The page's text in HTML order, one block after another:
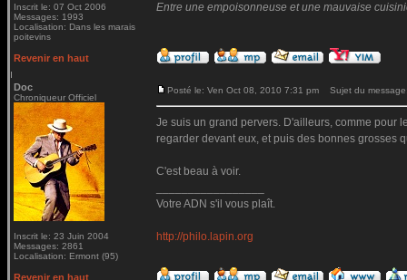
Inscrit le: 07 Oct 2006
Messages: 1993
Localisation: Dans les marais
poitevins
Entre une empoisonneuse et une mauvaise
Revenir en haut
Doc
Chroniqueur Officiel
Inscrit le: 23 Juin 2004
Messages: 2861
Localisation: Ermont (95)
Posté le: Ven Oct 08, 2010 7:31 pm Sujet du
Je suis un grand pervers. D'ailleurs, comme pour
regarder devant eux, et puis des bonnes grosses
C'est beau à voir.
Votre ADN s'il vous plaît.
http://philo.lapin.org
Revenir en haut